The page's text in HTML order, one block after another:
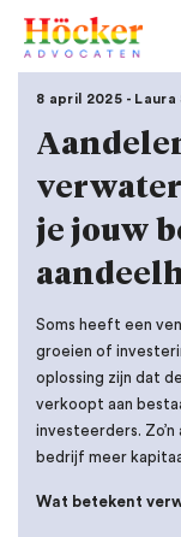
8 april 2025 - Laura
je jouw
Soms heeft een
groeien of
oplossing zijn dat
verkoopt aan
investeerders.
bedrijf meer
Wat betekent